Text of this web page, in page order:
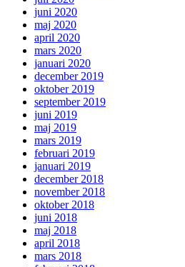
juni 2020
maj 2020
april 2020
mars 2020
januari 2020
december 2019
oktober 2019
september 2019
juni 2019
maj 2019
mars 2019
februari 2019
januari 2019
december 2018
november 2018
oktober 2018
juni 2018
maj 2018
april 2018
mars 2018